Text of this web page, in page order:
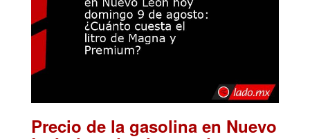
Precio de la gasolina en Nuevo